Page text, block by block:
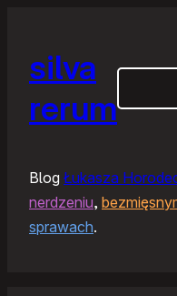
silva
rerum
Blog Łukasza
nerdzeniu,
sprawach.